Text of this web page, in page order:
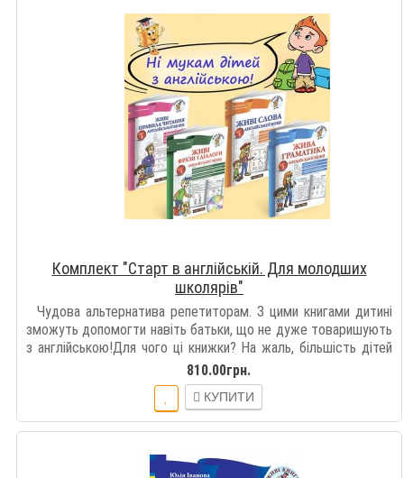
Комплект "Старт в англійській. Для молодших
школярів"
Чудова альтернатива репетиторам. З цими книгами дитині
зможуть допомогти навіть батьки, що не дуже товаришують
з англійською!Для чого ці книжки? На жаль, більшість дітей
810.00грн.
КУПИТИ